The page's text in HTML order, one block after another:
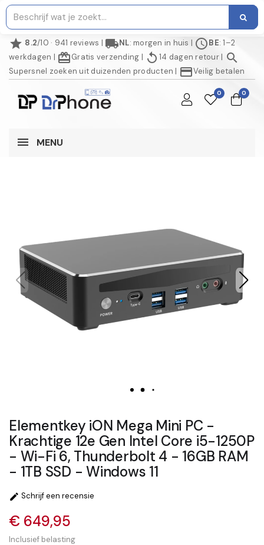
star 8.2/10 · 941 reviews | local_shippingNL: morgen in huis | scheduleBE: 1–2
werkdagen | redeemGratis verzending | replay 14 dagen retour| search
Supersnel zoeken uit duizenden producten | credit_cardVeilig betalen
0 0
MENU
Elementkey iON Mega Mini PC -
Krachtige 12e Gen Intel Core i5-1250P
- Wi-Fi 6, Thunderbolt 4 - 16GB RAM
- 1TB SSD - Windows 11
 Schrijf een recensie
€ 649,95
Inclusief belasting